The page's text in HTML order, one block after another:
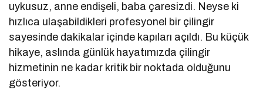
uykusuz, anne endişeli, baba çaresizdi. Neyse ki
hızlıca ulaşabildikleri profesyonel bir çilingir
sayesinde dakikalar içinde kapıları açıldı. Bu küçük
hikaye, aslında günlük hayatımızda çilingir
hizmetinin ne kadar kritik bir noktada olduğunu
gösteriyor.